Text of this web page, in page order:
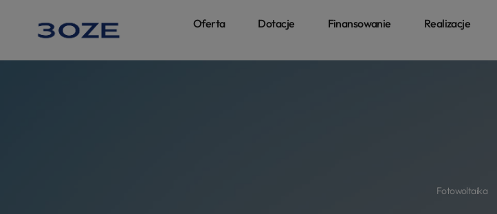
Oferta Dotacje Finansowanie Realizacje
Fotowoltaika